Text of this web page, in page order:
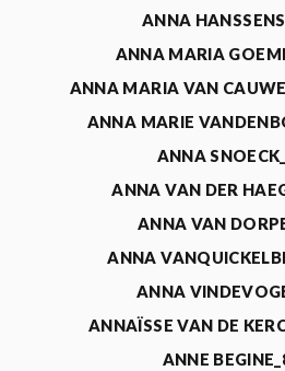
ANNA
ANNA MARIA
ANNA MARIA VAN
ANNA MARIE
ANNA
ANNA VAN DER
ANNA VAN
ANNA
ANNA
ANNAÏSSE VAN DE
ANNE